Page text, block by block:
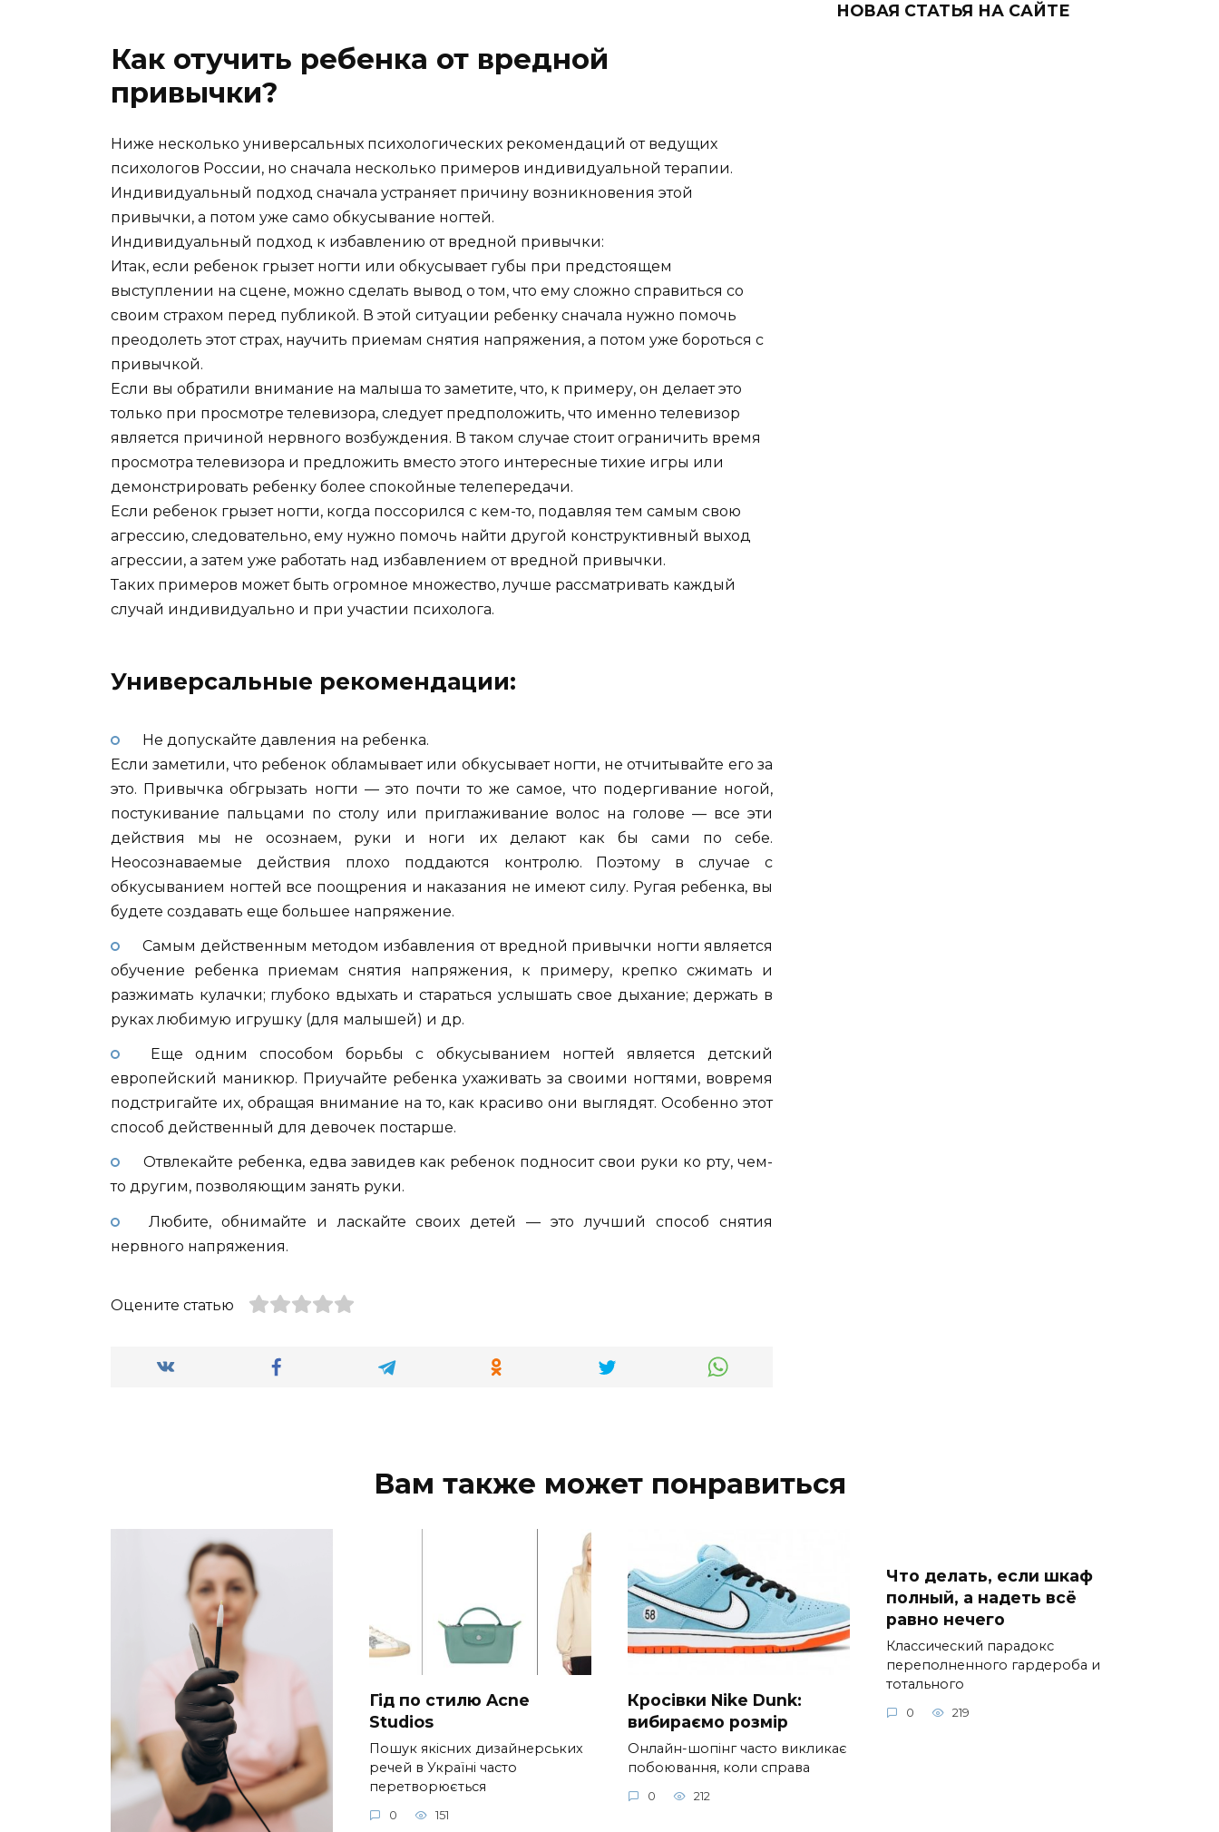
Как отучить ребенка от вредной
привычки?
Ниже несколько универсальных психологических рекомендаций от ведущих
психологов России, но сначала несколько примеров индивидуальной терапии.
Индивидуальный подход сначала устраняет причину возникновения этой
привычки, а потом уже само обкусывание ногтей.
Индивидуальный подход к избавлению от вредной привычки:
Итак, если ребенок грызет ногти или обкусывает губы при предстоящем
выступлении на сцене, можно сделать вывод о том, что ему сложно справиться со
своим страхом перед публикой. В этой ситуации ребенку сначала нужно помочь
преодолеть этот страх, научить приемам снятия напряжения, а потом уже бороться с
привычкой.
Если вы обратили внимание на малыша то заметите, что, к примеру, он делает это
только при просмотре телевизора, следует предположить, что именно телевизор
является причиной нервного возбуждения. В таком случае стоит ограничить время
просмотра телевизора и предложить вместо этого интересные тихие игры или
демонстрировать ребенку более спокойные телепередачи.
Если ребенок грызет ногти, когда поссорился с кем-то, подавляя тем самым свою
агрессию, следовательно, ему нужно помочь найти другой конструктивный выход
агрессии, а затем уже работать над избавлением от вредной привычки.
Таких примеров может быть огромное множество, лучше рассматривать каждый
случай индивидуально и при участии психолога.
Универсальные рекомендации:
Не допускайте давления на ребенка.
Если заметили, что ребенок обламывает или обкусывает ногти, не отчитывайте его за
это. Привычка обгрызать ногти — это почти то же самое, что подергивание ногой,
постукивание пальцами по столу или приглаживание волос на голове — все эти
действия мы не осознаем, руки и ноги их делают как бы сами по себе.
Неосознаваемые действия плохо поддаются контролю. Поэтому в случае с
обкусыванием ногтей все поощрения и наказания не имеют силу. Ругая ребенка, вы
будете создавать еще большее напряжение.
Самым действенным методом избавления от вредной привычки ногти является
обучение ребенка приемам снятия напряжения, к примеру, крепко сжимать и
разжимать кулачки; глубоко вдыхать и стараться услышать свое дыхание; держать в
руках любимую игрушку (для малышей) и др.
Еще одним способом борьбы с обкусыванием ногтей является детский
европейский маникюр. Приучайте ребенка ухаживать за своими ногтями, вовремя
подстригайте их, обращая внимание на то, как красиво они выглядят. Особенно этот
способ действенный для девочек постарше.
Отвлекайте ребенка, едва завидев как ребенок подносит свои руки ко рту, чем-
то другим, позволяющим занять руки.
Любите, обнимайте и ласкайте своих детей — это лучший способ снятия
нервного напряжения.
Оцените статью
НОВАЯ СТАТЬЯ НА САЙТЕ
Вам также может понравиться
Гід по стилю Acne
Studios
Пошук якісних дизайнерських
речей в Україні часто
перетворюється
0 151
Кросівки Nike Dunk:
вибираємо розмір
Онлайн-шопінг часто викликає
побоювання, коли справа
0 212
Что делать, если шкаф
полный, а надеть всё
равно нечего
Классический парадокс
переполненного гардероба и
тотального
0 219